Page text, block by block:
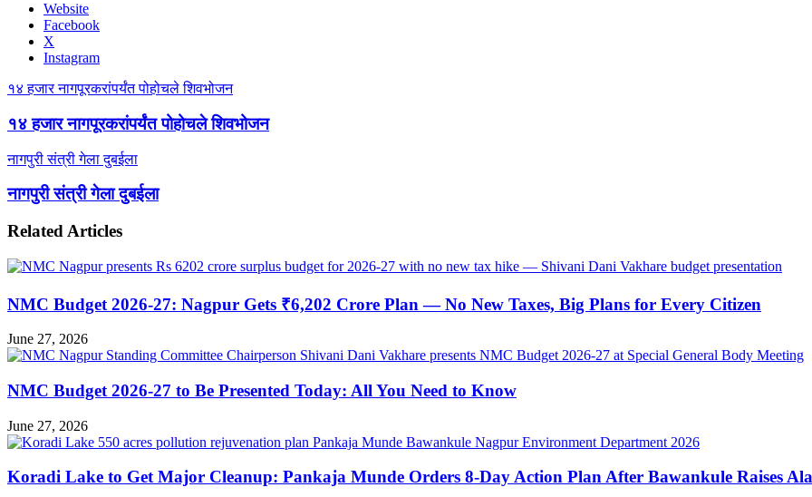
Website
Facebook
X
Instagram
१४ हजार नागपूरकरांपर्यंत पोहोचले शिवभोजन
१४ हजार नागपूरकरांपर्यंत पोहोचले शिवभोजन
नागपुरी संत्री गेला दुबईला
नागपुरी संत्री गेला दुबईला
Related Articles
NMC Budget 2026-27: Nagpur Gets ₹6,202 Crore Plan — No New Taxes, Big Plans for Every Citizen
June 27, 2026
NMC Budget 2026-27 to Be Presented Today: All You Need to Know
June 27, 2026
Koradi Lake to Get Major Cleanup: Pankaja Munde Orders 8-Day Action Plan After Bawankule Raises